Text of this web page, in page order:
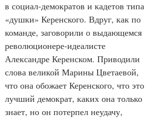
в социал-демократов и кадетов типа
«душки» Керенского. Вдруг, как по
команде, заговорили о выдающемся
революционере-идеалисте
Александре Керенском. Приводили
слова великой Марины Цветаевой,
что она обожает Керенского, что это
лучший демократ, каких она только
знает, но он потерпел неудачу,